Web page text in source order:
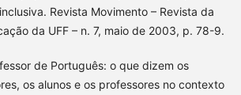
Revista Movimento – Revista da
da UFF – n. 7, maio de 2003, p. 78-9.
de Português: o que dizem os
os alunos e os professores no contexto